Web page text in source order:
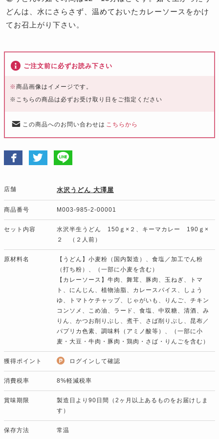
どんは、水にさらさず、温めておいたカレーソースをかけ
てお召上がり下さい。
ご注文前に必ずお読み下さい
※商品画像はイメージです。
※こちらの商品は必ずお受け取り日をご指定ください
この商品へのお問い合わせは こちらから
店舗 水沢うどん 大澤屋
商品番号 M003-985-2-00001
セット内容
水沢半生うどん 150ｇ×２、キーマカレー 190ｇ×
２ （２人前）
原材料名
【うどん】小麦粉（国内製造）、食塩／加工でん粉
（打ち粉）、（一部に小麦を含む）
【カレーソース】牛肉、舞茸、豚肉、玉ねぎ、トマ
ト、にんじん、植物油脂、カレースパイス、しょう
ゆ、トマトケチャップ、じゃがいも、りんご、チキン
コンソメ、こめ油、ラード、食塩、中双糖、清酒、み
りん、かつお削りぶし、煮干、さば削りぶし、昆布／
パプリカ色素、調味料（アミノ酸等）、（一部に小
麦・大豆・牛肉・豚肉・鶏肉・さば・りんごを含む）
獲得ポイント ログインして確認
消費税率 8%軽減税率
賞味期限
製造日より90日間（2ヶ月以上あるものをお届けしま
す）
保存方法 常温